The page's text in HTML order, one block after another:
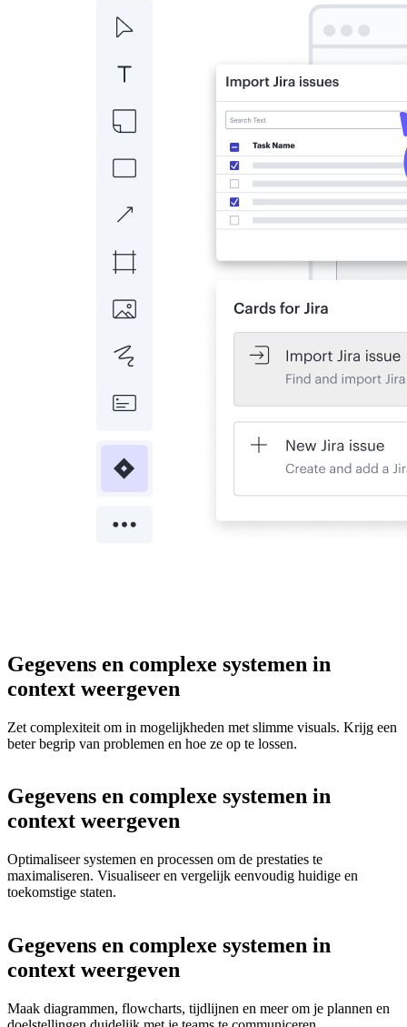
Gegevens en complexe systemen in
context weergeven
Zet complexiteit om in mogelijkheden met slimme visuals. Krijg een
beter begrip van problemen en hoe ze op te lossen.
Gegevens en complexe systemen in
context weergeven
Optimaliseer systemen en processen om de prestaties te
maximaliseren. Visualiseer en vergelijk eenvoudig huidige en
toekomstige staten.
Gegevens en complexe systemen in
context weergeven
Maak diagrammen, flowcharts, tijdlijnen en meer om je plannen en